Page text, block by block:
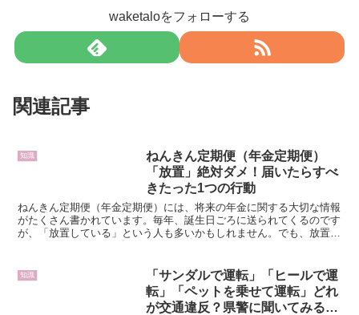
waketaloをフォローする
関連記事
知識
ねんきん定期便（年金定期便）
「放置」絶対ダメ！届いたらすべ
きたった1つの行動
ねんきん定期便（年金定期便）には、将来の年金に関する大切な情報
がたくさん書かれています。毎年、誕生日ごろに送られてくるのです
が、「放置している」という人も多いかもしれません。でも、放置は
知識
「サンダルで運転」「ヒールで運
転」「ペットを乗せて運転」どれ
が交通違反？県警に聞いてみる